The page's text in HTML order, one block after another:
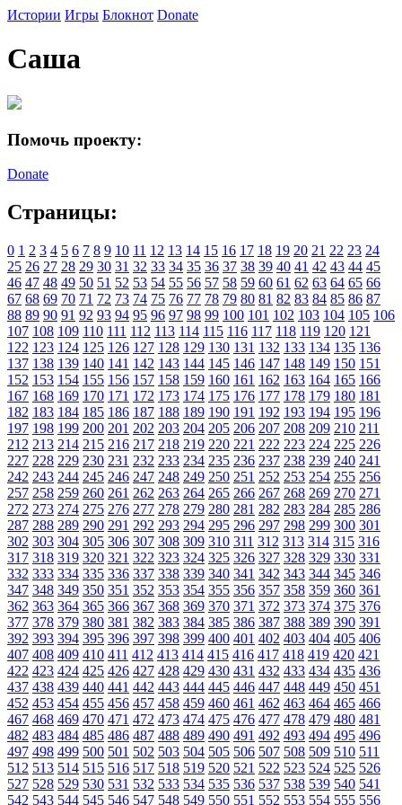
Истории Игры Блокнот Donate
Саша
Помочь проекту:
Donate
Страницы:
0 1 2 3 4 5 6 7 8 9 10 11 12 13 14 15 16 17 18 19 20 21 22 23 24
25 26 27 28 29 30 31 32 33 34 35 36 37 38 39 40 41 42 43 44 45
46 47 48 49 50 51 52 53 54 55 56 57 58 59 60 61 62 63 64 65 66
67 68 69 70 71 72 73 74 75 76 77 78 79 80 81 82 83 84 85 86 87
88 89 90 91 92 93 94 95 96 97 98 99 100 101 102 103 104 105 106
107 108 109 110 111 112 113 114 115 116 117 118 119 120 121
122 123 124 125 126 127 128 129 130 131 132 133 134 135 136
137 138 139 140 141 142 143 144 145 146 147 148 149 150 151
152 153 154 155 156 157 158 159 160 161 162 163 164 165 166
167 168 169 170 171 172 173 174 175 176 177 178 179 180 181
182 183 184 185 186 187 188 189 190 191 192 193 194 195 196
197 198 199 200 201 202 203 204 205 206 207 208 209 210 211
212 213 214 215 216 217 218 219 220 221 222 223 224 225 226
227 228 229 230 231 232 233 234 235 236 237 238 239 240 241
242 243 244 245 246 247 248 249 250 251 252 253 254 255 256
257 258 259 260 261 262 263 264 265 266 267 268 269 270 271
272 273 274 275 276 277 278 279 280 281 282 283 284 285 286
287 288 289 290 291 292 293 294 295 296 297 298 299 300 301
302 303 304 305 306 307 308 309 310 311 312 313 314 315 316
317 318 319 320 321 322 323 324 325 326 327 328 329 330 331
332 333 334 335 336 337 338 339 340 341 342 343 344 345 346
347 348 349 350 351 352 353 354 355 356 357 358 359 360 361
362 363 364 365 366 367 368 369 370 371 372 373 374 375 376
377 378 379 380 381 382 383 384 385 386 387 388 389 390 391
392 393 394 395 396 397 398 399 400 401 402 403 404 405 406
407 408 409 410 411 412 413 414 415 416 417 418 419 420 421
422 423 424 425 426 427 428 429 430 431 432 433 434 435 436
437 438 439 440 441 442 443 444 445 446 447 448 449 450 451
452 453 454 455 456 457 458 459 460 461 462 463 464 465 466
467 468 469 470 471 472 473 474 475 476 477 478 479 480 481
482 483 484 485 486 487 488 489 490 491 492 493 494 495 496
497 498 499 500 501 502 503 504 505 506 507 508 509 510 511
512 513 514 515 516 517 518 519 520 521 522 523 524 525 526
527 528 529 530 531 532 533 534 535 536 537 538 539 540 541
542 543 544 545 546 547 548 549 550 551 552 553 554 555 556